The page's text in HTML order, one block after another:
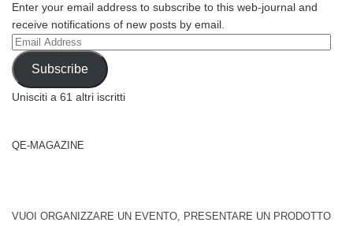
Enter your email address to subscribe to this web-journal and
receive notifications of new posts by email.
Email
Address
Subscribe
Unisciti a 61 altri iscritti
QE-MAGAZINE
VUOI ORGANIZZARE UN EVENTO, PRESENTARE UN PRODOTTO